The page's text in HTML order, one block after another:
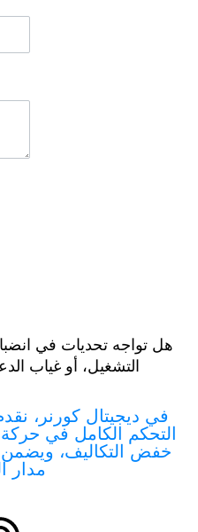
هل تواجه تحديات في
التشغيل، أو غياب
في ديجيتال كورنر،
التحكم الكامل في
خفض التكاليف،
مدار